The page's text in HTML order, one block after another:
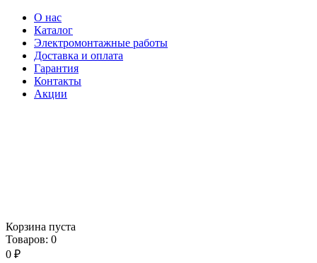
О нас
Каталог
Электромонтажные работы
Доставка и оплата
Гарантия
Контакты
Акции
Корзина пуста
Товаров: 0
0 ₽